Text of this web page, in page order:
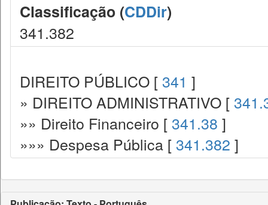
Classificação (CDDir)
341.382
DIREITO PÚBLICO [ 341 ]
» DIREITO ADMINISTRATIVO [
»» Direito Financeiro [ 341.38 ]
»»» Despesa Pública [ 341.382 ]